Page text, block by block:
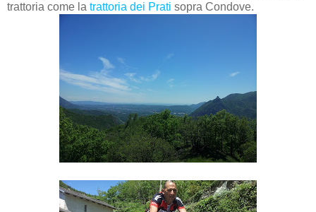
trattoria come la trattoria dei Prati sopra Condove.